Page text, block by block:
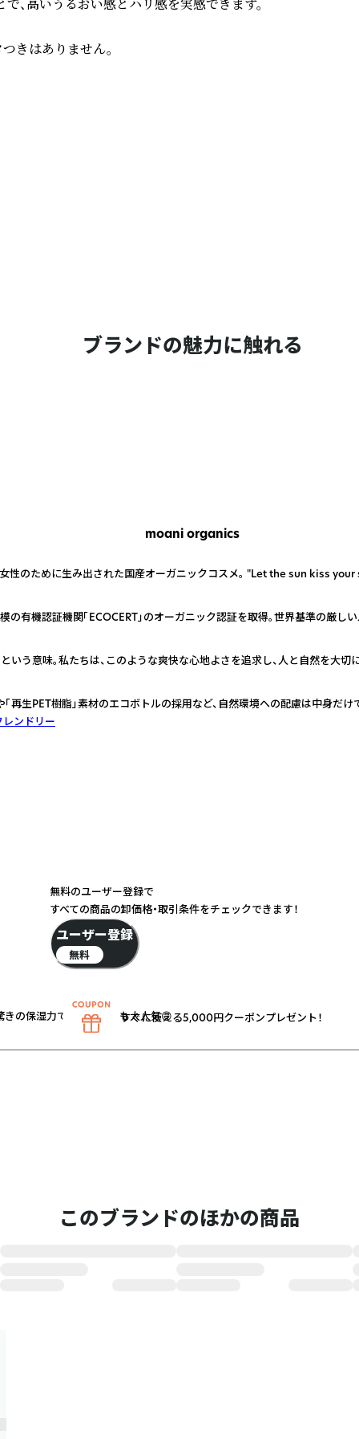
きはありません。
ブランドの魅力に触れる
moani organics
性のために生み出された国産オーガニックコスメ。 "Let the sun kiss
の有機認証機関「ECOCERT」のオーガニック認証を取得。世界基準の厳し
いう意味。私たちは、このような爽快な心地よさを追求し、人と自然を大
「再生PET樹脂」素材のエコボトルの採用など、自然環境への配慮は中身だ
レンドリー
きの保湿力でスタッフにも大人気😊
このブランドのほかの商品
無料のユーザー登録で
すべての商品の卸価格・取引条件をチェックできます！
ユーザー登録
無料
すぐに使える5,000円クーポンプレゼント！